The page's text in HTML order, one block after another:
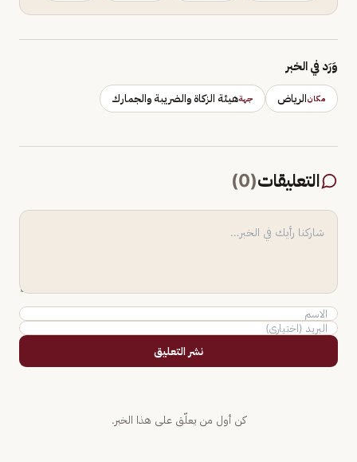
وَرَد في الخبر
مكانالرياض جهةهيئة الزكاة والضريبة والجمارك
التعليقات(
0
)
نشر التعليق
كن أول من يعلّق على هذا الخبر.